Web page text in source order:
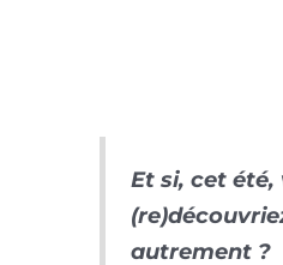
Et si, cet été,
autrement ?